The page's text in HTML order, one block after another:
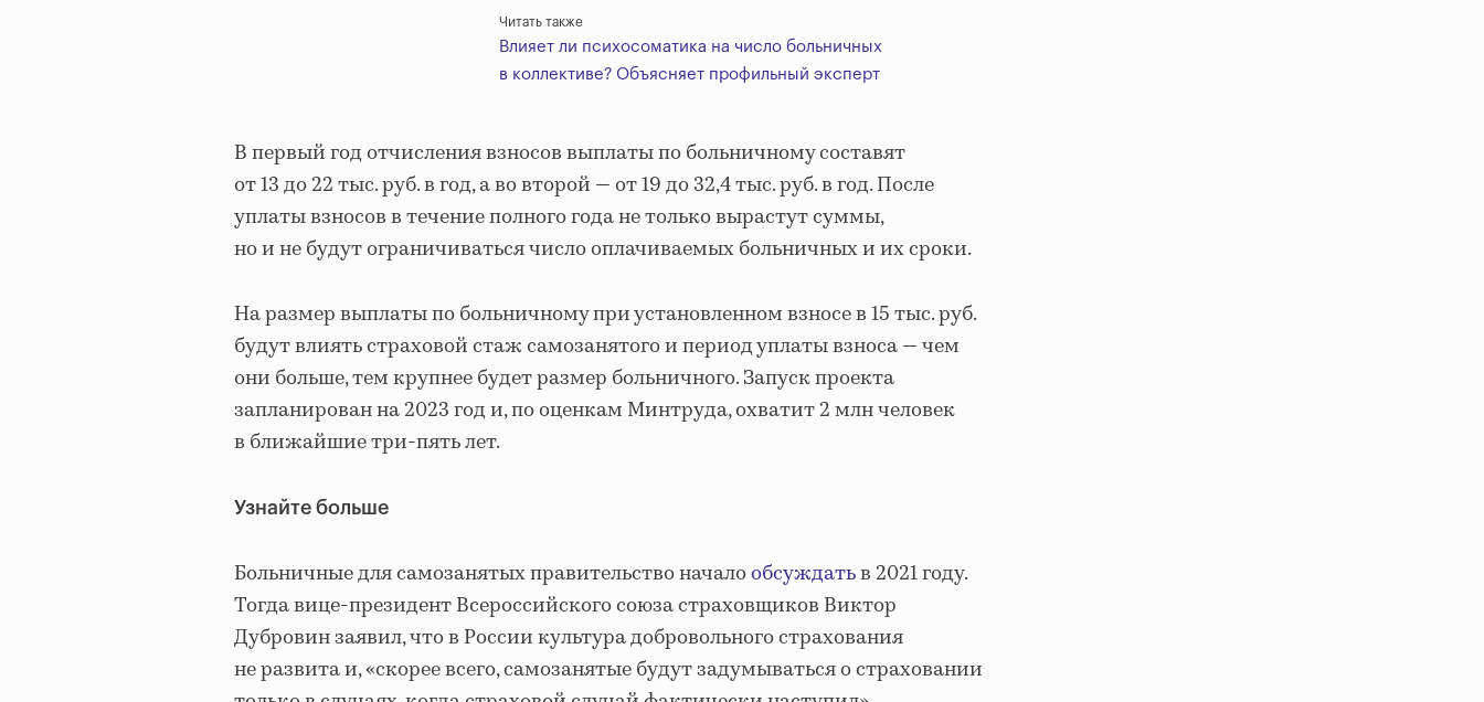
Читать также
Влияет ли психосоматика на число больничных
в коллективе? Объясняет профильный эксперт
В первый год отчисления взносов выплаты по больничному составят
от 13 до 22 тыс. руб. в год, а во второй — от 19 до 32,4 тыс. руб. в год. После
уплаты взносов в течение полного года не только вырастут суммы,
но и не будут ограничиваться число оплачиваемых больничных и их сроки.
На размер выплаты по больничному при установленном взносе в 15 тыс. руб.
будут влиять страховой стаж самозанятого и период уплаты взноса — чем
они больше, тем крупнее будет размер больничного. Запуск проекта
запланирован на 2023 год и, по оценкам Минтруда, охватит 2 млн человек
в ближайшие три-пять лет.
Узнайте больше
Больничные для самозанятых правительство началообсуждатьв 2021 году.
Тогда вице-президент Всероссийского союза страховщиков Виктор
Дубровин заявил, что в России культура добровольного страхования
не развита и, «скорее всего, самозанятые будут задумываться о страховании